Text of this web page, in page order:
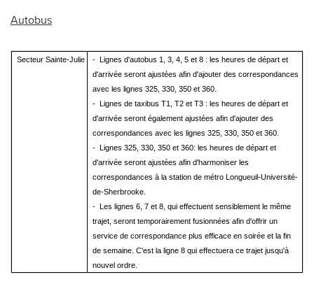
Autobus
Secteur Sainte-Julie - Lignes d'autobus 1, 3, 4, 5 et 8 : les heures de départ et
d'arrivée seront ajustées afin d'ajouter des correspondances
avec les lignes 325, 330, 350 et 360.
- Lignes de taxibus T1, T2 et T3 : les heures de départ et
d'arrivée seront également ajustées afin d'ajouter des
correspondances avec les lignes 325, 330, 350 et 360.
- Lignes 325, 330, 350 et 360: les heures de départ et
d'arrivée seront ajustées afin d'harmoniser les
correspondances à la station de métro Longueuil-Université-
de-Sherbrooke.
- Les lignes 6, 7 et 8, qui effectuent sensiblement le même
trajet, seront temporairement fusionnées afin d'offrir un
service de correspondance plus efficace en soirée et la fin
de semaine. C'est la ligne 8 qui effectuera ce trajet jusqu'à
nouvel ordre.